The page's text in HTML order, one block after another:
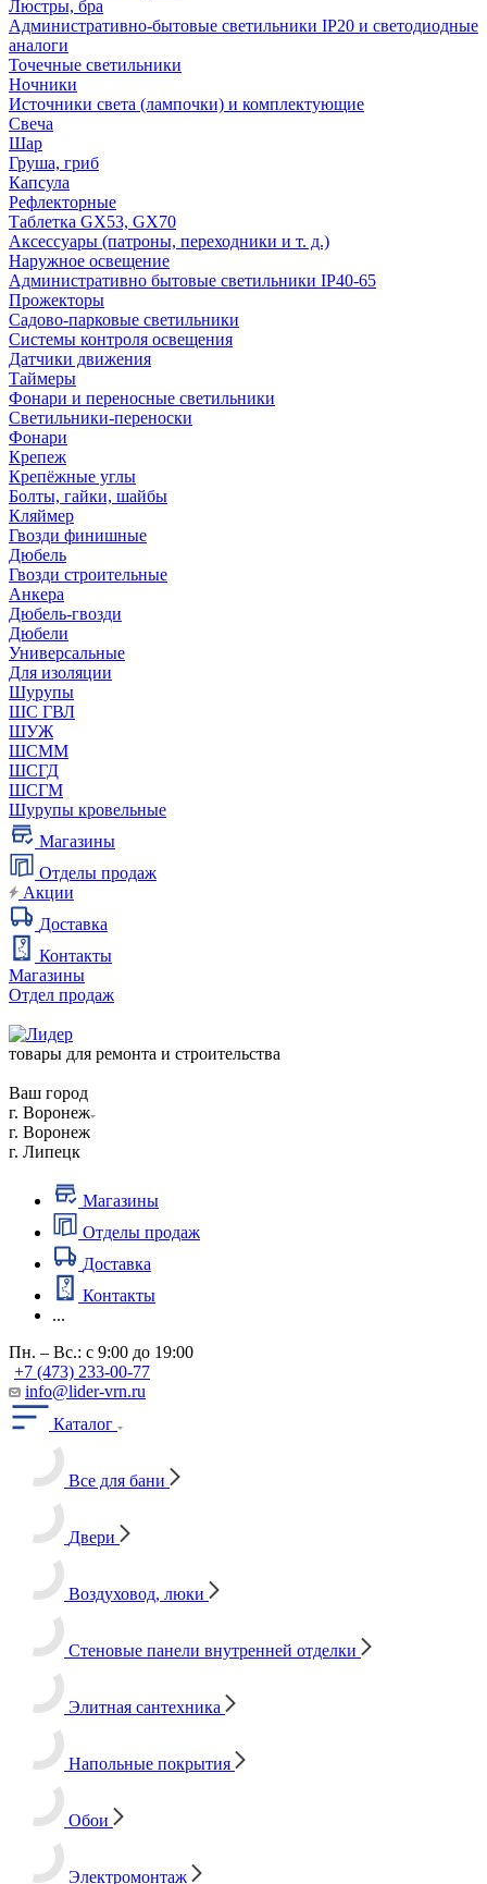
Люстры, бра
Административно-бытовые светильники IP20 и светодиодные
аналоги
Точечные светильники
Ночники
Источники света (лампочки) и комплектующие
Свеча
Шар
Груша, гриб
Капсула
Рефлекторные
Таблетка GX53, GX70
Аксессуары (патроны, переходники и т. д.)
Наружное освещение
Административно бытовые светильники IP40-65
Прожекторы
Садово-парковые светильники
Системы контроля освещения
Датчики движения
Таймеры
Фонари и переносные светильники
Светильники-переноски
Фонари
Крепеж
Крепёжные углы
Болты, гайки, шайбы
Кляймер
Гвозди финишные
Дюбель
Гвозди строительные
Анкера
Дюбель-гвозди
Дюбели
Универсальные
Для изоляции
Шурупы
ШС ГВЛ
ШУЖ
ШСММ
ШСГД
ШСГМ
Шурупы кровельные
Магазины
Отделы продаж
Акции
Доставка
Контакты
Магазины
Отдел продаж
товары для ремонта и строительства
Ваш город
г. Воронеж
г. Воронеж
г. Липецк
Магазины
Отделы продаж
Доставка
Контакты
...
Пн. – Вс.: с 9:00 до 19:00
+7 (473) 233-00-77
info@lider-vrn.ru
Каталог
Все для бани
Двери
Воздуховод, люки
Стеновые панели внутренней отделки
Элитная сантехника
Напольные покрытия
Обои
Электромонтаж